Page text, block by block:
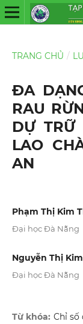
TRANG CHỦ /
ĐA
RAU
DỰ TRỮ
LAO
AN
Phạm Thị Kim
Đại học Đà Nẵng
Nguyễn Thị
Đại học Đà Nẵng
Từ khóa: Chỉ số